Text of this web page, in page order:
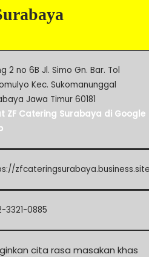
2 no 6B Jl. Simo Gn. Bar. Tol
Kec. Sukomanunggal
Jawa Timur 60181
ZF Catering Surabaya di Google
3321-0885
cita rasa masakan khas